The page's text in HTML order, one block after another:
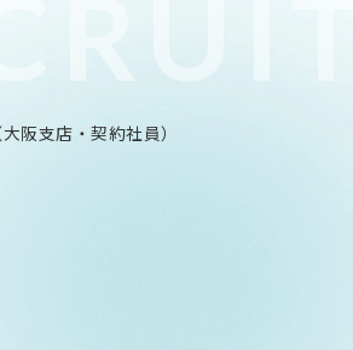
阪支店・契約社員）